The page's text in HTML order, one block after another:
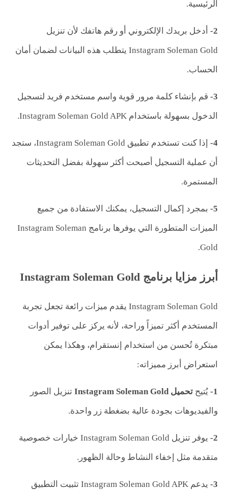
الرئيسية.
2-
أدخل بريدك الإلكتروني أو رقم هاتفك لأن تنزيل
Instagram Soleman Gold يتطلب هذه البيانات لضمان أمان
الحساب.
3- قم بإنشاء كلمة مرور قوية واسم مستخدم فريد لتسجيل
الدخول بسهولة باستخدام Instagram Soleman Gold APK.
4-
إذا كنت تستخدم تطبيق Instagram Soleman Gold، ستجد
أن عملية التسجيل أصبحت أكثر سهولة بفضل التحديثات
المستمرة.
5- بمجرد إكمال التسجيل، يمكنك الاستفادة من جميع
الميزات المتطورة التي يوفرها برنامج Instagram Soleman
Gold.
أبرز مزايا برنامج Instagram Soleman Gold
Instagram Soleman Gold يقدم ميزات رائعة تجعل تجربة
المستخدم أكثر تميزاً وراحة، لأنه يركز على توفير أدوات
مبتكرة تُحسن من استخدام إنستقرام، وهكذا يمكن
استعراض أبرز مميزاته:
1- يُتيح تحميلInstagram Soleman Gold تنزيل الصور
والفيديوهات بجودة عالية بضغطة زر واحدة.
2-
يوفر تنزيل Instagram Soleman Gold خيارات خصوصية
متقدمة مثل إخفاء النشاط وحالة الظهور.
3-
يدعم Instagram Soleman Gold APK تثبيت التطبيق